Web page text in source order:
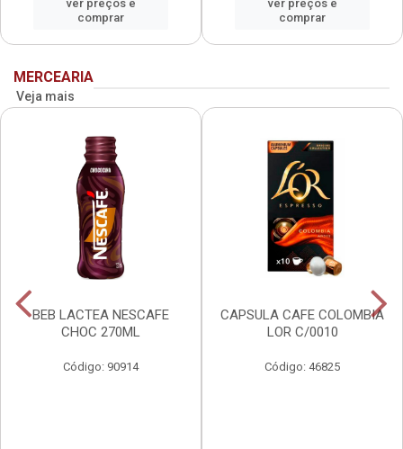
ver preços e
comprar
ver preços e
comprar
MERCEARIA
Veja mais
BEB LACTEA NESCAFE
CHOC 270ML
Código: 90914
CAPSULA CAFE COLOMBIA
LOR C/0010
Código: 46825